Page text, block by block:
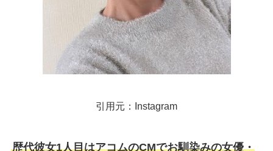
引用元：Instagram
歴代彼女1人目はアコムのCMでお馴染みの女優・